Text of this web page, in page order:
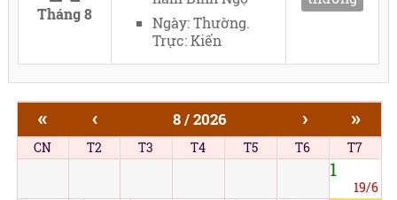
Tháng 8
Ngày: Thường.
Trực: Kiến
« ‹ 8 / 2026 › »
CN T2 T3 T4 T5 T6 T7
1
19/6